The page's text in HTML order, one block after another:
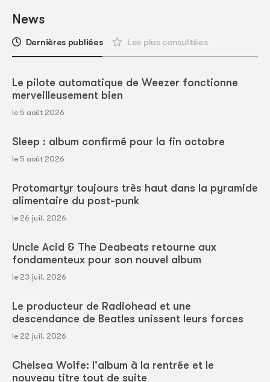
News
Dernières publiées Les plus consultées
Le pilote automatique de Weezer fonctionne
merveilleusement bien
le 5 août 2026
Sleep : album confirmé pour la fin octobre
le 5 août 2026
Protomartyr toujours très haut dans la pyramide
alimentaire du post-punk
le 26 juil. 2026
Uncle Acid & The Deabeats retourne aux
fondamenteux pour son nouvel album
le 23 juil. 2026
Le producteur de Radiohead et une
descendance de Beatles unissent leurs forces
le 22 juil. 2026
Chelsea Wolfe: l'album à la rentrée et le
nouveau titre tout de suite